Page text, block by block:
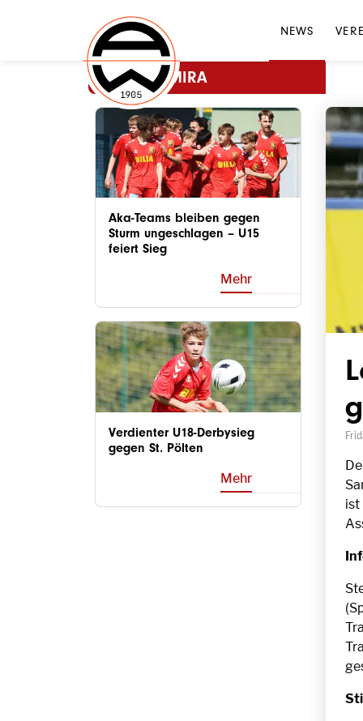
NEWS
MEHR ADMIRA
Aka-Teams bleiben gegen
Sturm ungeschlagen – U15
feiert Sieg
Mehr
Verdienter U18-Derbysieg
gegen St. Pölten
Mehr
ist